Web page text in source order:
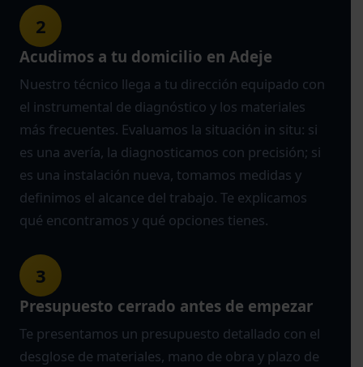
2
Acudimos a tu domicilio en Adeje
Nuestro técnico llega a tu dirección equipado con
el instrumental de diagnóstico y los materiales
más frecuentes. Evaluamos la situación in situ: si
es una avería, la diagnosticamos con precisión; si
es una instalación nueva, tomamos medidas y
definimos el alcance del trabajo. Te explicamos
qué encontramos y qué opciones tienes.
3
Presupuesto cerrado antes de empezar
Te presentamos un presupuesto detallado con el
desglose de materiales, mano de obra y plazo de